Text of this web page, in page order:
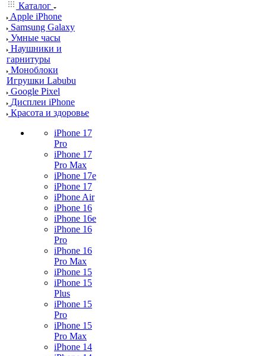
Каталог
Apple iPhone
Samsung Galaxy
Умные часы
Наушники и
гарнитуры
Моноблоки
Игрушки Labubu
Google Pixel
Дисплеи iPhone
Красота и здоровье
iPhone 17
Pro
iPhone 17
Pro Max
iPhone 17e
iPhone 17
iPhone Air
iPhone 16
iPhone 16e
iPhone 16
Pro
iPhone 16
Pro Max
iPhone 15
iPhone 15
Plus
iPhone 15
Pro
iPhone 15
Pro Max
iPhone 14